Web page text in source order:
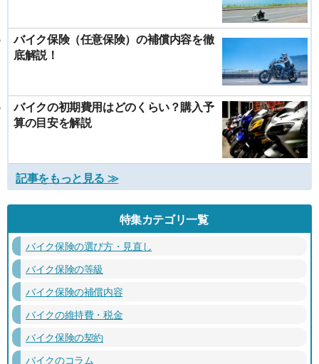
バイク保険（任意保険）の補償内容を徹
底解説！
バイクの初期費用はどのくらい？購入予
算の目安を解説
記事をもっと見る ≫
特集カテゴリ一覧
バイク保険の選び方・見直し
バイク保険の等級
バイク保険の補償内容
バイクの維持費・税金
バイク保険の契約
バイクのコラム